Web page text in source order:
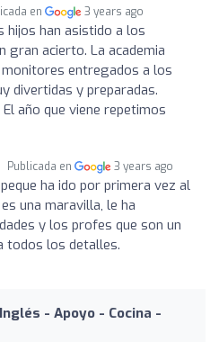
en 3 years ago
hijos han asistido a los
gran acierto. La academia
entregados a los
divertidas y preparadas.
año que viene repetimos
Publicada en 3 years ago
ha ido por primera vez al
una maravilla, le ha
y los profes que son un
todos los detalles.
- Apoyo - Cocina -